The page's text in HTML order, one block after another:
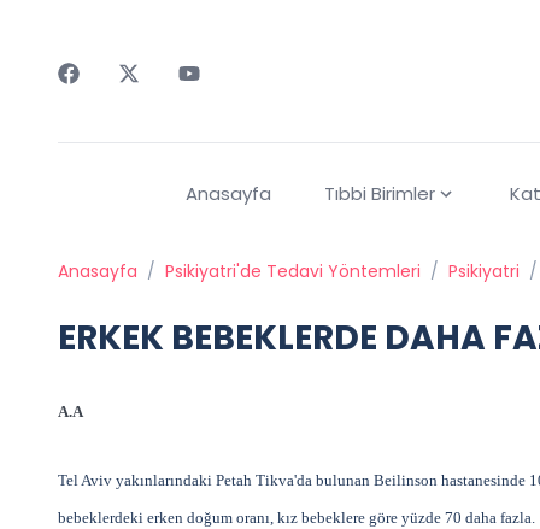
Anasayfa Tıbbi Birimler
Anasayfa / Psikiyatri'de Tedavi Yöntemleri / Psikiyatri /
ERKEK BEBEKLERDE DAHA
A.A
Tel Aviv yakınlarındaki Petah Tikva'da bulunan Beilinson hastanesinde
bebeklerdeki erken doğum oranı, kız bebeklere göre yüzde 70 daha fazla.